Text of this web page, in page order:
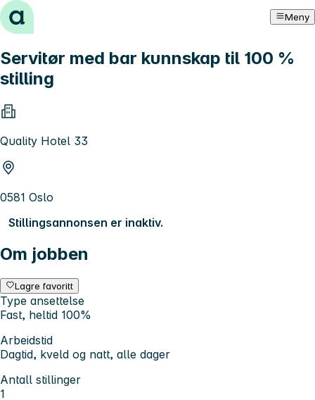
Hopp til innhold Meny
Servitør med bar kunnskap til 100 %
stilling
Quality Hotel 33
0581 Oslo
Stillingsannonsen er inaktiv.
Om jobben
Lagre favoritt
Type ansettelse
Fast, heltid 100%
Arbeidstid
Dagtid, kveld og natt, alle dager
Antall stillinger
1